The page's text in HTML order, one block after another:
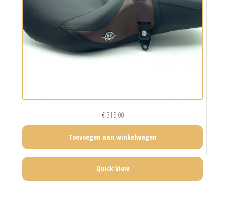
€315,00
Toevoegen aan winkelwagen
Quick View